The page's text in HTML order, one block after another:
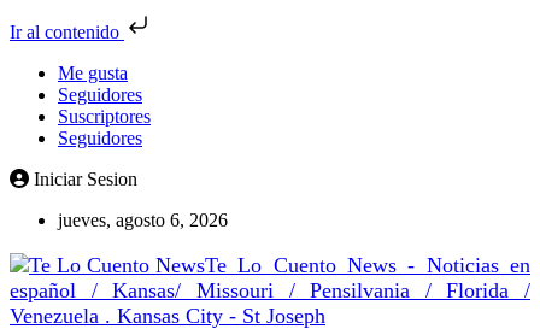
Ir al contenido
Me gusta
Seguidores
Suscriptores
Seguidores
Iniciar Sesion
jueves, agosto 6, 2026
Te Lo Cuento News - Noticias en
español / Kansas/ Missouri / Pensilvania / Florida /
Venezuela . Kansas City - St Joseph